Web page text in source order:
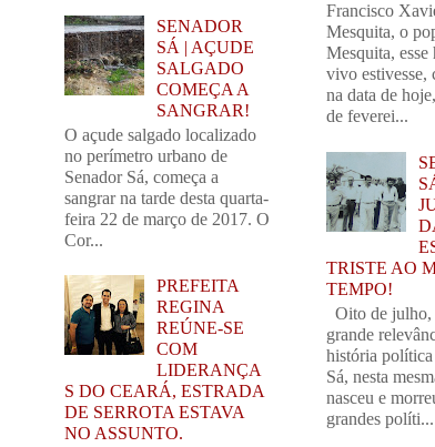
SENADOR
SÁ | AÇUDE
SALGADO
COMEÇA A
SANGRAR!
O açude salgado localizado
no perímetro urbano de
Senador Sá, começa a
sangrar na tarde desta quarta-
feira 22 de março de 2017. O
Cor...
PREFEITA
REGINA
REÚNE-SE
COM
LIDERANÇA
S DO CEARÁ, ESTRADA
DE SERROTA ESTAVA
NO ASSUNTO.
Francisco
Mesquita, o
Mesquita, esse
vivo estivesse,
na data de
de feverei...
TRISTE AO
TEMPO!
Oito de julho,
grande
história
Sá, nesta
nasceu e
grandes políti...